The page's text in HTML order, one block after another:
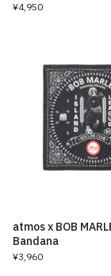
¥4,950
atmos x BOB
Bandana
¥3,960